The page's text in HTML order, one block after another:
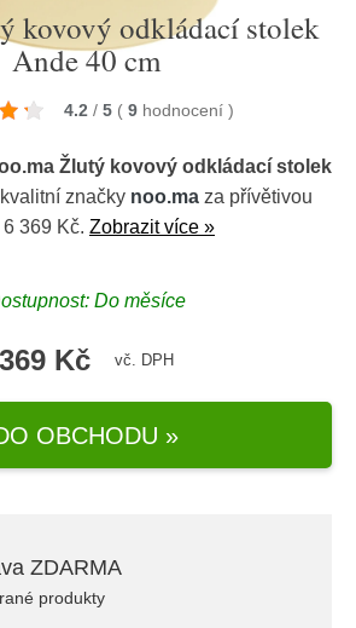
kovový odkládací stolek
Ande 40 cm
4.2 / 5 ( 9 hodnocení )
Žlutý kovový odkládací stolek
značky noo.maza přívětivou
369 Kč. Zobrazit více »
Do měsíce
Kč vč. DPH
OBCHODU »
ZDARMA
produkty